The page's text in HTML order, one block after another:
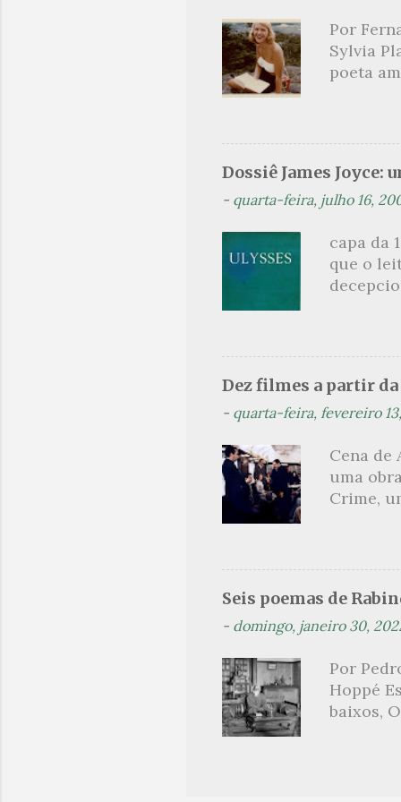
toda
na hora
Por
Sylvia
poeta
como
Hughes.
aluna
ao livro
Dossiê James Joyce:
- quarta-feira, julho 16,
capa da
que o
leitor,
leitura
heróico
próprio
Dez filmes a partir
- quarta-feira, fevereiro
Cena de
uma
Crime,
um dos
na
aqueles
listas do
obra de
Seis poemas de
- domingo, janeiro 30,
Por
Hoppé
baixos,
da